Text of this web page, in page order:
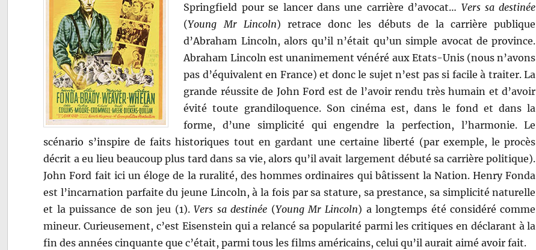
Springfield pour se lancer dans une carrière d’avocat… Vers sa destinée
(Young Mr Lincoln) retrace donc les débuts de la carrière publique
d’Abraham Lincoln, alors qu’il n’était qu’un simple avocat de province.
Abraham Lincoln est unanimement vénéré aux Etats-Unis (nous n’avons
pas d’équivalent en France) et donc le sujet n’est pas si facile à traiter. La
grande réussite de John Ford est de l’avoir rendu très humain et d’avoir
évité toute grandiloquence. Son cinéma est, dans le fond et dans la
forme, d’une simplicité qui engendre la perfection, l’harmonie. Le
scénario s’inspire de faits historiques tout en gardant une certaine liberté (par exemple, le procès
décrit a eu lieu beaucoup plus tard dans sa vie, alors qu’il avait largement débuté sa carrière politique).
John Ford fait ici un éloge de la ruralité, des hommes ordinaires qui bâtissent la Nation. Henry Fonda
est l’incarnation parfaite du jeune Lincoln, à la fois par sa stature, sa prestance, sa simplicité naturelle
et la puissance de son jeu (1).Vers sa destinée (Young Mr Lincoln) a longtemps été considéré comme
mineur. Curieusement, c’est Eisenstein qui a relancé sa popularité parmi les critiques en déclarant à la
fin des années cinquante que c’était, parmi tous les films américains, celui qu’il aurait aimé avoir fait.